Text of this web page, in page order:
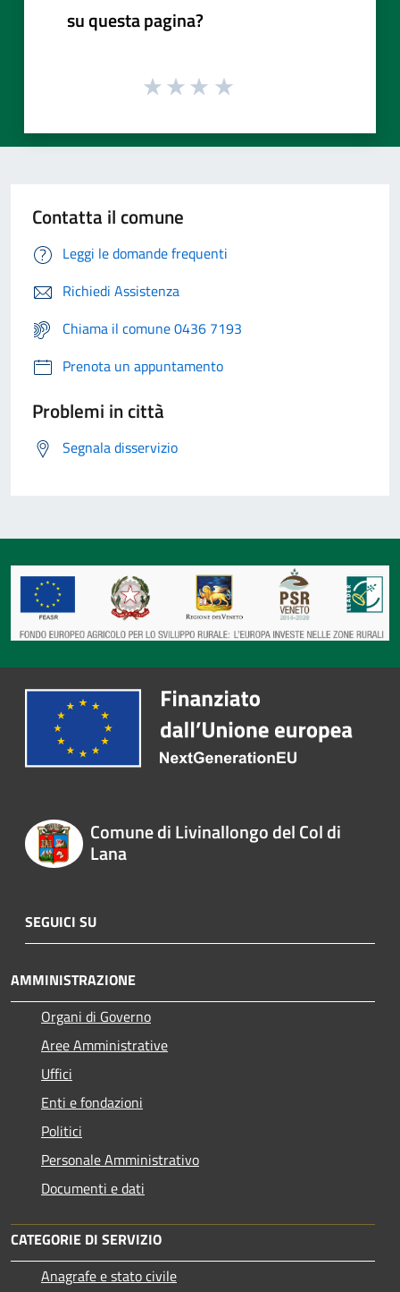
su questa pagina?
Contatta il comune
Leggi le domande frequenti
Richiedi Assistenza
Chiama il comune 0436 7193
Prenota un appuntamento
Problemi in città
Segnala disservizio
Comune di Livinallongo del Col di
Lana
SEGUICI SU
AMMINISTRAZIONE
Organi di Governo
Aree Amministrative
Uffici
Enti e fondazioni
Politici
Personale Amministrativo
Documenti e dati
CATEGORIE DI SERVIZIO
Anagrafe e stato civile